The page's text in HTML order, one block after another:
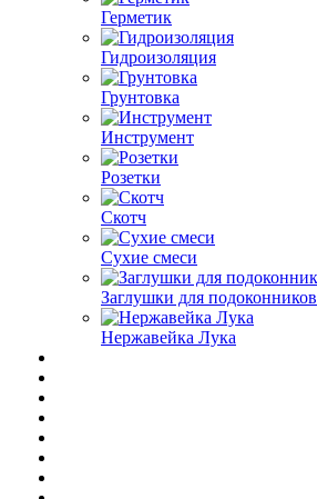
Герметик
Гидроизоляция
Грунтовка
Инструмент
Розетки
Скотч
Сухие смеси
Заглушки для подоконников
Нержавейка Лука